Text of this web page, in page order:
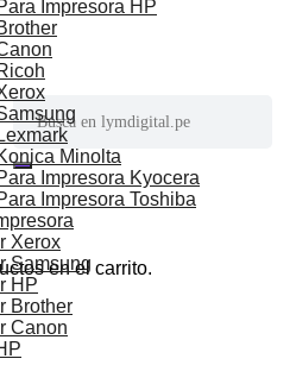
Buscar
por:
en el carrito.
Impresora HP
Minolta
Impresora Kyocera
Impresora Toshiba
Xerox
Samsung
HP
Brother
Canon